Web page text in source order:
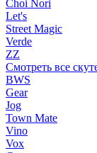
Choi Nori
Let's
Street Magic
Verde
ZZ
Смотреть все
BWS
Gear
Jog
Town Mate
Vino
Vox